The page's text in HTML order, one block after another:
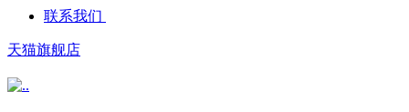
联系我们
天猫旗舰店